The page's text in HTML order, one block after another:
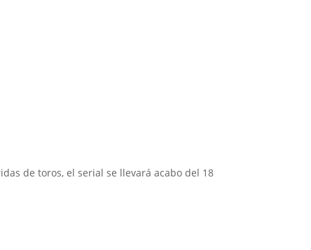
de toros, el serial se llevará acabo del 18